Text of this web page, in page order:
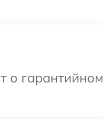
о гарантийном